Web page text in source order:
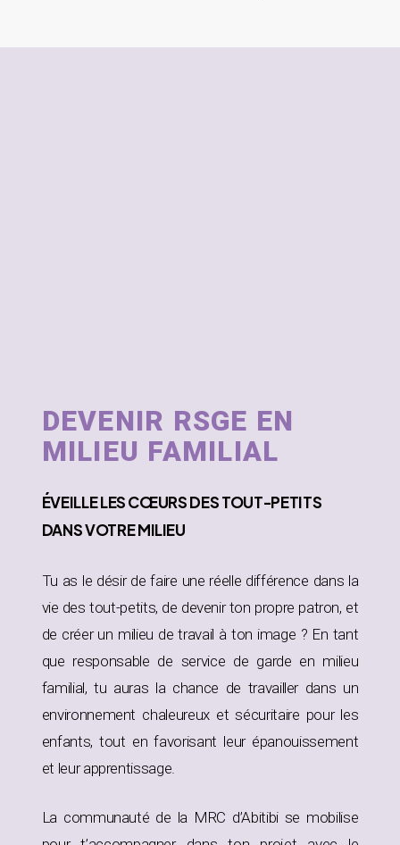
DEVENIR RSGE EN
MILIEU FAMILIAL
ÉVEILLELES CŒURS DES TOUT-PETITS
DANSVOTRE MILIEU
Tu as le désir de faire une réelle différence dans la
vie des tout-petits, de devenir ton propre patron, et
de créer un milieu de travail à ton image ? En tant
que responsable de service de garde en milieu
familial, tu auras la chance de travailler dans un
environnement chaleureux et sécuritaire pour les
enfants, tout en favorisant leur épanouissement
et leur apprentissage.
La communauté de la MRC d’Abitibi se mobilise